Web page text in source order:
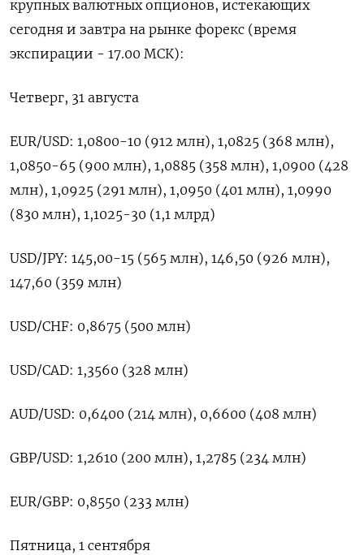
крупных валютных опционов, истекающих
сегодня и завтра на рынке форекс (время
экспирации - 17.00 МСК):
Четверг, 31 августа
EUR/USD: 1,0800-10 (912 млн), 1,0825 (368 млн),
1,0850-65 (900 млн), 1,0885 (358 млн), 1,0900 (428
млн), 1,0925 (291 млн), 1,0950 (401 млн), 1,0990
(830 млн), 1,1025-30 (1,1 млрд)
USD/JPY: 145,00-15 (565 млн), 146,50 (926 млн),
147,60 (359 млн)
USD/CHF: 0,8675 (500 млн)
USD/CAD: 1,3560 (328 млн)
AUD/USD: 0,6400 (214 млн), 0,6600 (408 млн)
GBP/USD: 1,2610 (200 млн), 1,2785 (234 млн)
EUR/GBP: 0,8550 (233 млн)
Пятница, 1 сентября